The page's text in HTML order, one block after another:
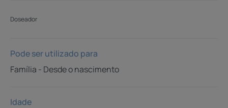
Doseador
Pode ser utilizado para
Família - Desde o nascimento
Idade